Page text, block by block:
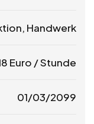
Handwerk
Euro / Stunde
01/03/2099